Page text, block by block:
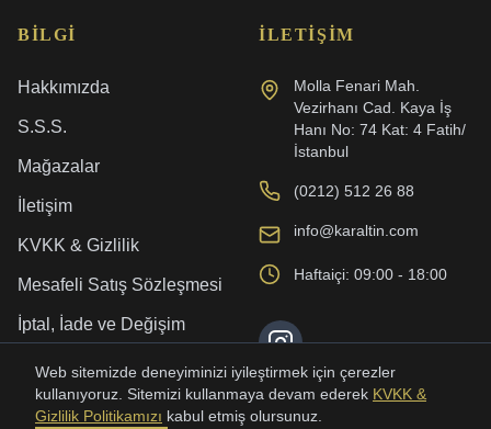
BILGI
Hakkımızda
S.S.S.
Mağazalar
İletişim
KVKK & Gizlilik
Mesafeli Satış Sözleşmesi
İptal, İade ve Değişim
Kargo ve Teslimat
İLETIŞIM
Molla Fenari Mah.
Vezirhanı Cad. Kaya İş
Hanı No: 74 Kat: 4 Fatih/
İstanbul
(0212) 512 26 88
info@karaltin.com
Haftaiçi: 09:00 - 18:00
Web sitemizde deneyiminizi iyileştirmek için çerezler
kullanıyoruz. Sitemizi kullanmaya devam ederek KVKK &
Gizlilik Politikamızı kabul etmiş olursunuz.